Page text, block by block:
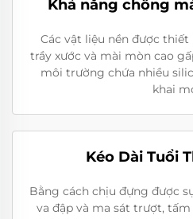
Khả năng chống
Các vật liệu nền được
trầy xước và mài mòn cao
môi trường chứa nhiều
khai
Kéo Dài Tuổi
Bằng cách chịu đựng được
va đập và ma sát trượt,